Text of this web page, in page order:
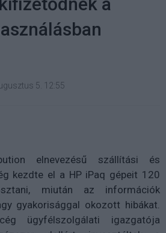
5. 12:55
elnevezésű szállítási és
kezdte el a HP iPaq gépeit 120
miután az információk
gyakorisággal okozott hibákat.
ügyfélszolgálati igazgatója